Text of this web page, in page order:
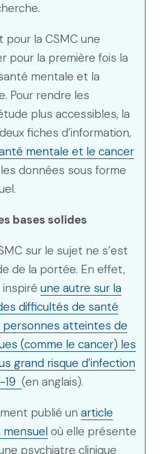
la CSMC une
pour la première fois la
mentale et la
Pour rendre les
plus accessibles, la
fiches d’information,
mentale et le cancer
données sous forme
bases solides
sur le sujet ne s’est
de la portée. En effet,
une autre sur la
difficultés de santé
personnes atteintes de
(comme le cancer) les
grand risque d’infection
(en anglais).
publié un article
où elle présente
psychiatre clinique